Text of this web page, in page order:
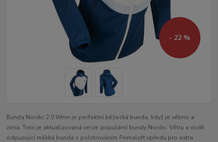
- 22 %
Bunda Nordic 2.0 Wmn je perfektní běžecká bunda, když je větrno a
zima. Toto je aktualizovaná verze populární bundy Nordic. Větru a vodě
odpuzující měkká bunda s polstrováním Primaloft vpředu pro extra